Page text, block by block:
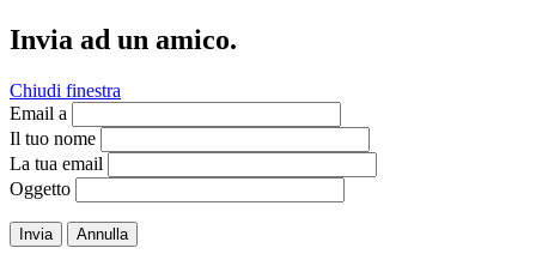
Invia ad un amico.
Chiudi finestra
Email a
Il tuo nome
La tua email
Oggetto
Invia Annulla